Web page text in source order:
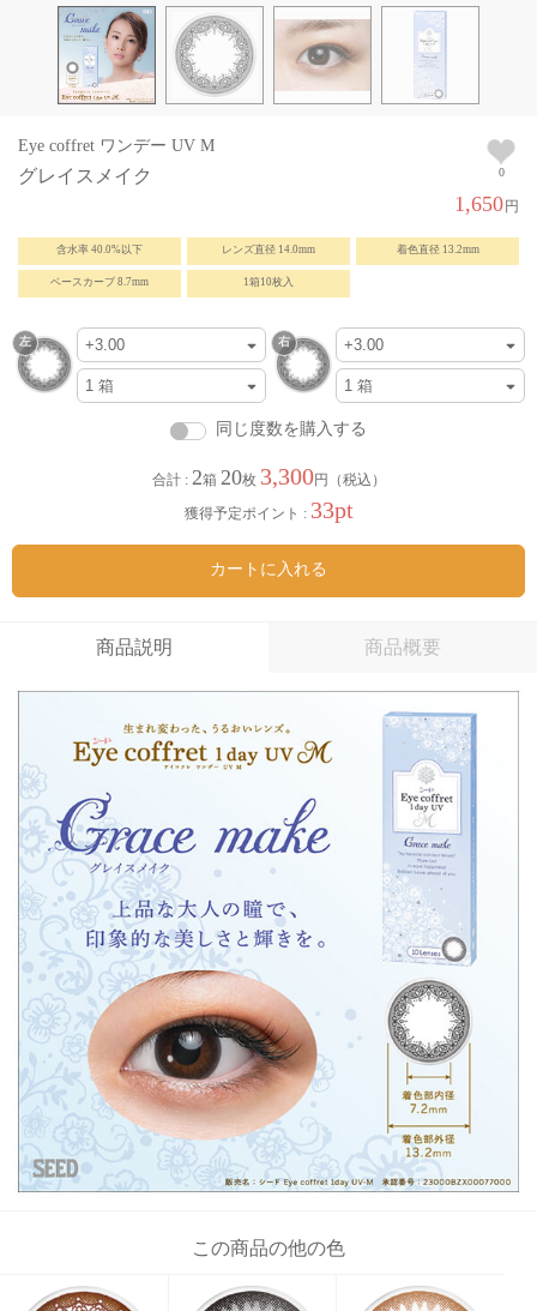
0
Eye coffret ワンデー UV M
グレイスメイク
1,650円
含水率 40.0%以下 レンズ直径 14.0mm 着色直径 13.2mm
ベースカーブ 8.7mm 1箱10枚入
同じ度数を購入する
合計 : 2箱 20枚 3,300円（税込）
獲得予定ポイント : 33pt
カートに入れる
商品説明 商品概要
この商品の他の色